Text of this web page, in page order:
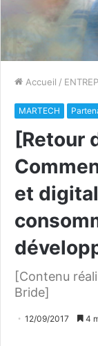
Accueil /
MARTECH
[Retour
et
[Contenu
Bride]
12/09/2017 4